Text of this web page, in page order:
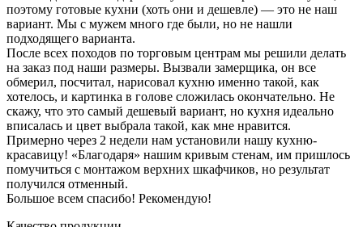
поэтому готовые кухни (хоть они и дешевле) — это не наш
вариант. Мы с мужем много где были, но не нашли
подходящего варианта.
После всех походов по торговым центрам мы решили делать
на заказ под наши размеры. Вызвали замерщика, он все
обмерил, посчитал, нарисовал кухню именно такой, как
хотелось, и картинка в голове сложилась окончательно. Не
скажу, что это самый дешевый вариант, но кухня идеально
вписалась и цвет выбрала такой, как мне нравится.
Примерно через 2 недели нам установили нашу кухню-
красавицу! «Благодаря» нашим кривым стенам, им пришлось
помучиться с монтажом верхних шкафчиков, но результат
получился отменный.
Большое всем спасибо! Рекомендую!